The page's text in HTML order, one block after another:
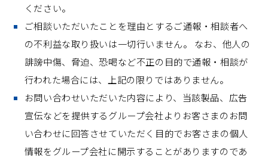
ください。
ご相談いただいたことを理由とするご通報・相談者へ
の不利益な取り扱いは一切行いません。 なお、他人の
誹謗中傷、脅迫、恐喝など不正の目的で通報・相談が
行われた場合には、上記の限りではありません。
お問い合わせいただいた内容により、当該製品、広告
宣伝などを提供するグループ会社よりお客さまのお問
い合わせに回答させていただく目的でお客さまの個人
情報をグループ会社に開示することがありますのであ